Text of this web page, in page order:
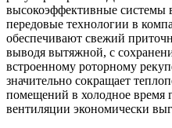
высокоэффективные
передовые технологии в
обеспечивают свежий
выводя вытяжной, с
встроенному роторному
значительно сокращает
помещений в холодное время
вентиляции экономически